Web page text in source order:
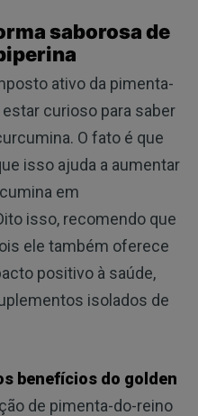
saborosa de
ativo da pimenta-
curioso para saber
O fato é que
isso ajuda a aumentar
em
isso, recomendo que
ele também oferece
positivo à saúde,
isolados de
benefícios do golden
de pimenta-do-reino